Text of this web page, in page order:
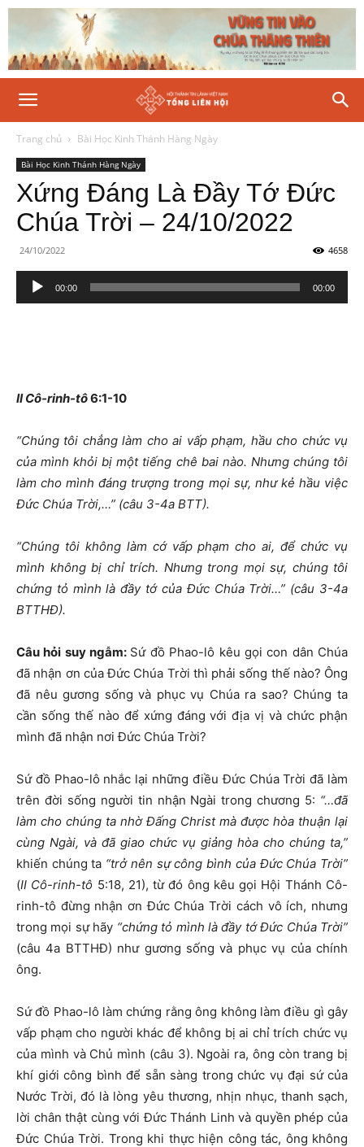
Trang chủ Bài Học Kinh Thánh Hàng Ngày
Bài Học Kinh Thánh Hàng Ngày
Xứng Đáng Là Đầy Tớ Đức
Chúa Trời – 24/10/2022
24/10/2022 4658
Trình
phát
00:00 00:00
II Cô-rinh-tô6:1-10
“Chúng tôi chẳng làm cho ai vấp phạm, hầu cho chức vụ
của mình khỏi bị một tiếng chê bai nào. Nhưng chúng tôi
làm cho mình đáng trượng trong mọi sự, như kẻ hầu việc
Đức Chúa Trời,…” (câu 3-4a BTT).
“Chúng tôi không làm cớ vấp phạm cho ai, để chức vụ
mình không bị chỉ trích. Nhưng trong mọi sự, chúng tôi
chứng tỏ mình là đầy tớ của Đức Chúa Trời…” (câu 3-4a
BTTHĐ).
Câu hỏi suy ngẫm: Sứ đồ Phao-lô kêu gọi con dân Chúa
đã nhận ơn của Đức Chúa Trời thì phải sống thế nào? Ông
đã nêu gương sống và phục vụ Chúa ra sao? Chúng ta
cần sống thế nào để xứng đáng với địa vị và chức phận
mình đã nhận nơi Đức Chúa Trời?
Sứ đồ Phao-lô nhắc lại những điều Đức Chúa Trời đã làm
trên đời sống người tin nhận Ngài trong chương 5: “…đã
làm cho chúng ta nhờ Đấng Christ mà được hòa thuận lại
cùng Ngài, và đã giao chức vụ giảng hòa cho chúng ta,”
khiến chúng ta “trở nên sự công bình của Đức Chúa Trời”
(II Cô-rinh-tô 5:18, 21), từ đó ông kêu gọi Hội Thánh Cô-
rinh-tô đừng nhận ơn Đức Chúa Trời cách vô ích, nhưng
trong mọi sự hãy “chứng tỏ mình là đầy tớ Đức Chúa Trời”
(câu 4a BTTHĐ) như gương sống và phục vụ của chính
ông.
Sứ đồ Phao-lô làm chứng rằng ông không làm điều gì gây
vấp phạm cho người khác để không bị ai chỉ trích chức vụ
của mình và Chủ mình (câu 3). Ngoài ra, ông còn trang bị
khí giới công bình để sẵn sàng trong chức vụ đại sứ của
Nước Trời, đó là lòng yêu thương, nhịn nhục, thanh sạch,
lời chân thật cùng với Đức Thánh Linh và quyền phép của
Đức Chúa Trời. Trong khi thực hiện công tác, ông không